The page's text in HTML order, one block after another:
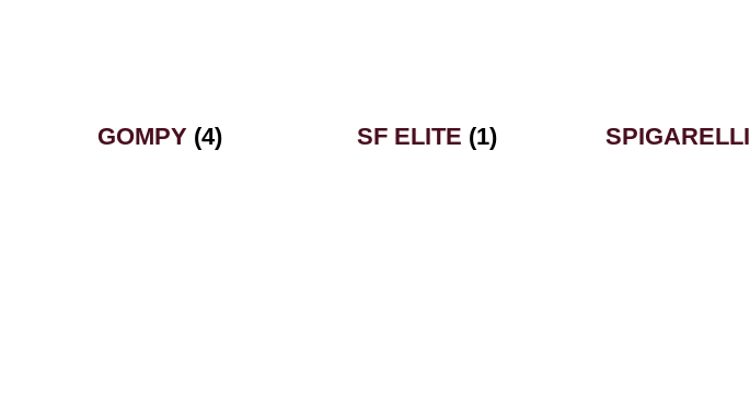
GOMPY (4) SF ELITE (1) SPIGARELLI